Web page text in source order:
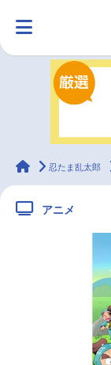
ラジオ
animateTimes
忍たま乱太郎
アニメ